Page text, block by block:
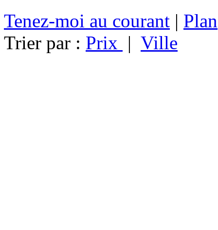
Tenez-moi au courant | Plan
Trier par : Prix | Ville